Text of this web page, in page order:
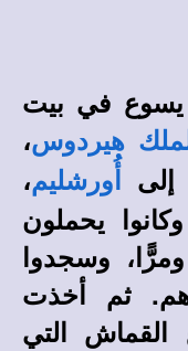
يسوع في بيت
هيردوس،
أُورشليم،
يحملون
وسجدوا
ثم أخذت
التي